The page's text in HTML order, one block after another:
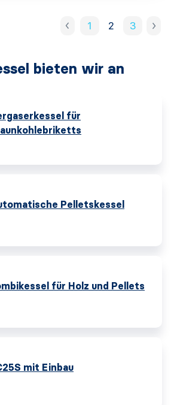
1 2 3
bieten wir an
für
Pelletskessel
für Holz und Pellets
mit Einbau